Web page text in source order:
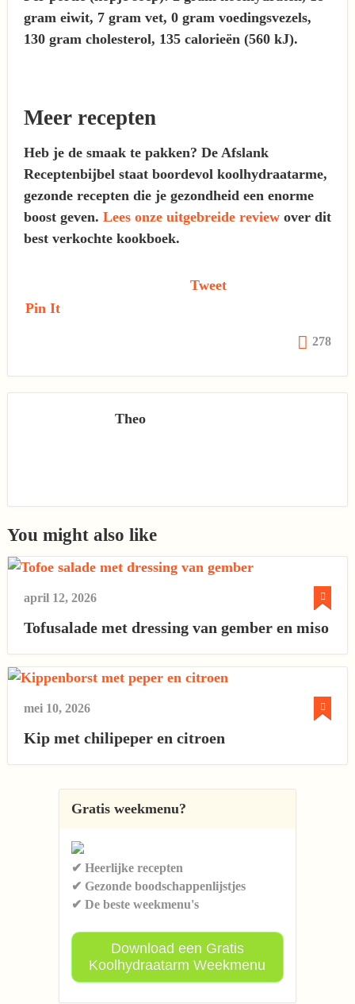
gram eiwit, 7 gram vet, 0 gram voedingsvezels,
130 gram cholesterol, 135 calorieën (560 kJ).
Meer recepten
Heb je de smaak te pakken? De Afslank
Receptenbijbel staat boordevol koolhydraatarme,
gezonde recepten die je gezondheid een enorme
boost geven. Lees onze uitgebreide reviewover dit
best verkochte kookboek.
Tweet
Pin It
278
Theo
You might also like
april 12, 2026
Tofusalade met dressing van gember en miso
mei 10, 2026
Kip met chilipeper en citroen
Gratis weekmenu?
✔ Heerlijke recepten
✔ Gezonde boodschappenlijstjes
✔ De beste weekmenu's
Download een Gratis
Koolhydraatarm Weekmenu